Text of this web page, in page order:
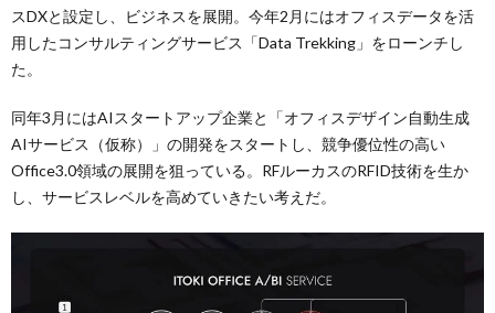
スDXと設定し、ビジネスを展開。今年2月にはオフィスデータを活
用したコンサルティングサービス「Data Trekking」をローンチし
た。
同年3月にはAIスタートアップ企業と「オフィスデザイン自動生成
AIサービス（仮称）」の開発をスタートし、競争優位性の高い
Office3.0領域の展開を狙っている。RFルーカスのRFID技術を生か
し、サービスレベルを高めていきたい考えだ。